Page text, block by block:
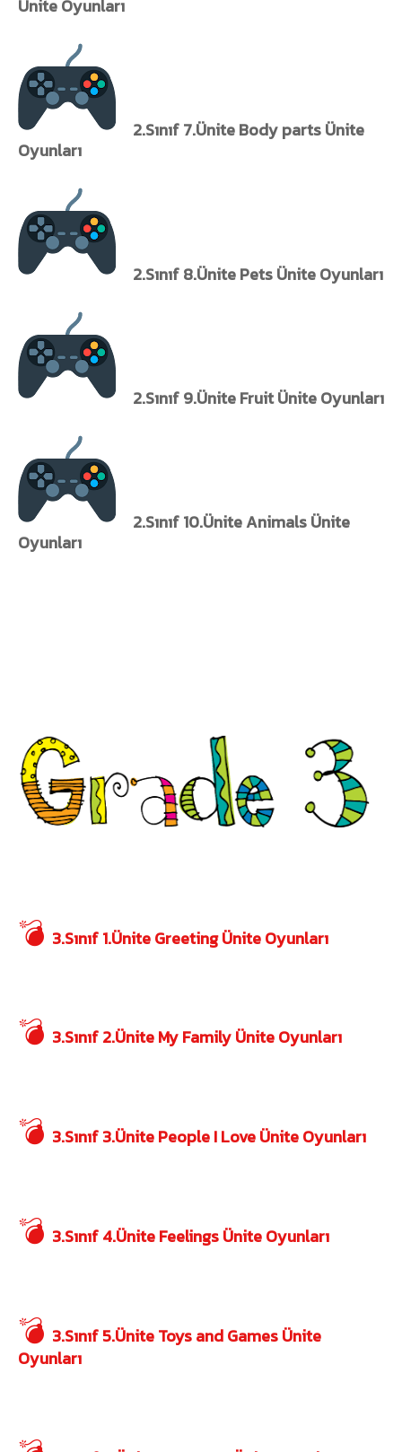
Ünite Oyunları
2.Sınıf 7.Ünite Body parts Ünite
Oyunları
2.Sınıf 8.Ünite Pets Ünite Oyunları
2.Sınıf 9.Ünite Fruit Ünite Oyunları
2.Sınıf 10.Ünite Animals Ünite
Oyunları
💣 3.Sınıf 1.Ünite Greeting Ünite Oyunları
💣 3.Sınıf 2.Ünite My Family Ünite Oyunları
💣 3.Sınıf 3.Ünite People I Love Ünite Oyunları
💣 3.Sınıf 4.Ünite Feelings Ünite Oyunları
💣 3.Sınıf 5.Ünite Toys and Games Ünite
Oyunları